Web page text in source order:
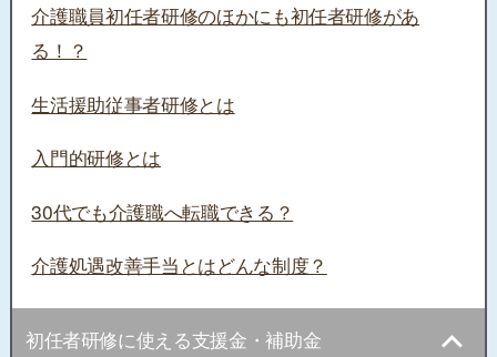
介護職員初任者研修のほかにも初任者研修があ
る！？
生活援助従事者研修とは
入門的研修とは
30代でも介護職へ転職できる？
介護処遇改善手当とはどんな制度？
初任者研修に使える支援金・補助金